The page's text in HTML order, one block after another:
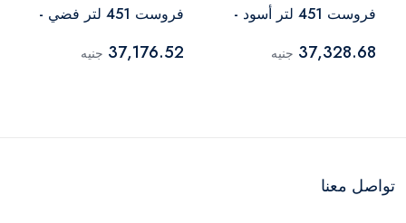
فروست 451 لتر أسود -
37,328.68 جنيه
فروست 451 لتر فضي -
37,176.52 جنيه
تواصل معنا